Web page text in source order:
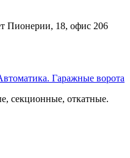
Пионерии, 18, офис 206
Гаражные ворота
секционные, откатные.